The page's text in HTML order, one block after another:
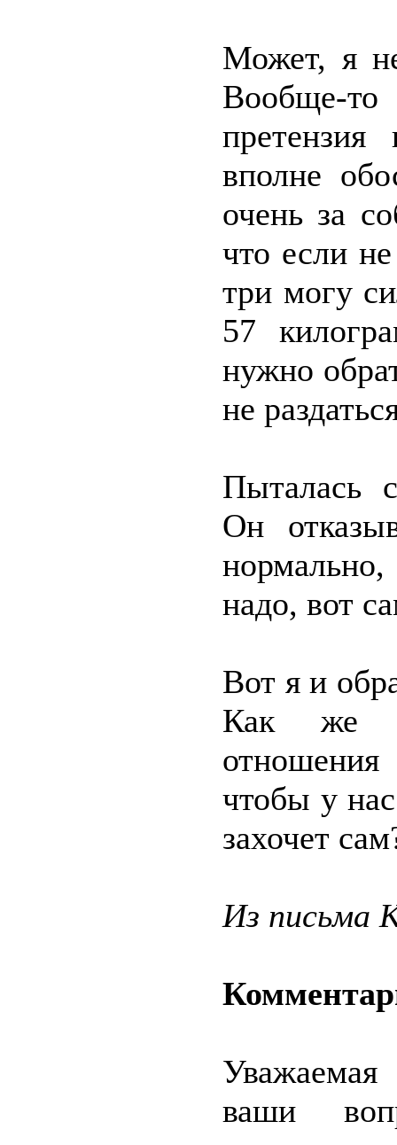
Может, я
Вообще-
вполне
очень за
что если
три могу
57
нужно
не
Пыталась
Он
надо, вот
Вот я и
Как же
чтобы у
захочет
Из письма
ваши